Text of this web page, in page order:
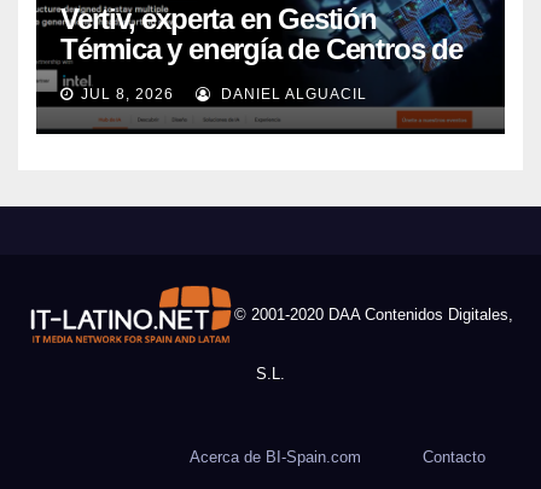
Vertiv, experta en Gestión
Térmica y energía de Centros de
Datos, sigue su crecimiento
imparable
JUL 8, 2026 DANIEL ALGUACIL
© 2001-2020 DAA Contenidos Digitales,
S.L.
Acerca de BI-Spain.com Contacto